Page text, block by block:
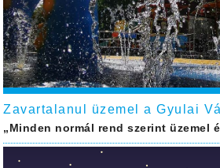
Zavartalanul üzemel a Gyulai
„Minden normál rend szerint üzemel